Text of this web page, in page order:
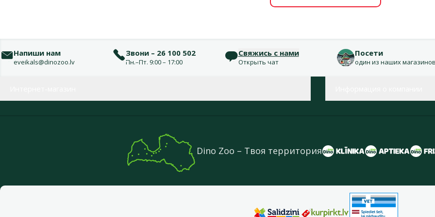
Напиши нам
eveikals@dinozoo.lv
Звони – 26 100 502
Пн.–Пт. 9:00 – 17:00
Свяжись с нами
Открыть чат
Посети
один из наших
Dino Zoo – Твоя территория